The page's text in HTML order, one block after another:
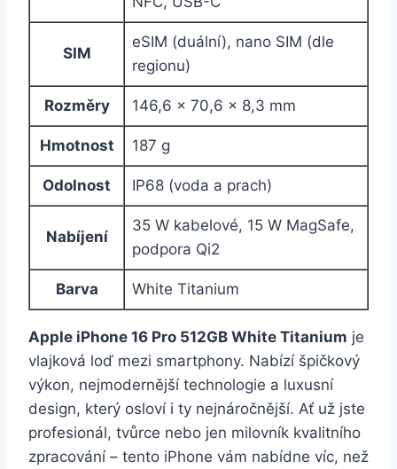
SIM
eSIM (duální), nano SIM (dle
regionu)
Rozměry 146,6 × 70,6 × 8,3 mm
Hmotnost 187 g
Odolnost IP68 (voda a prach)
Nabíjení
35 W kabelové, 15 W MagSafe,
podpora Qi2
Barva White Titanium
Apple iPhone 16 Pro 512GB White Titanium je
vlajková loď mezi smartphony. Nabízí špičkový
výkon, nejmodernější technologie a luxusní
design, který osloví i ty nejnáročnější. Ať už jste
profesionál, tvůrce nebo jen milovník kvalitního
zpracování – tento iPhone vám nabídne víc, než